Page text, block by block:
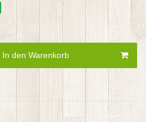
In den Warenkorb